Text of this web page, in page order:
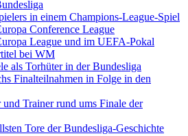
in einem Champions-League-Spiel
Conference League
League und im UEFA-Pokal
bei WM
als Torhüter in der Bundesliga
Finalteilnahmen in Folge in den
Trainer rund ums Finale der
Tore der Bundesliga-Geschichte